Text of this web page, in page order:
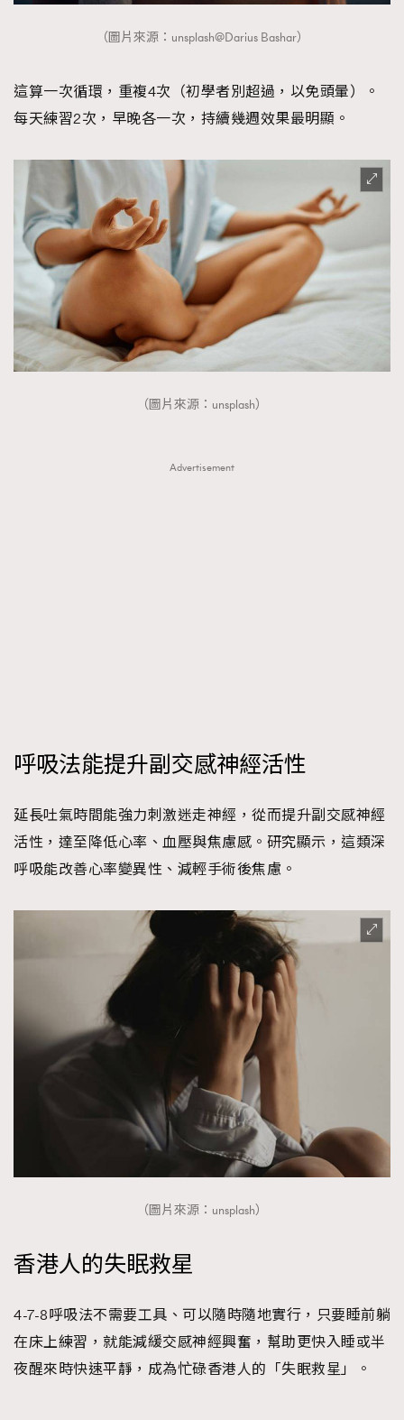
TRENDING
EmpowerF
FashionWeek FigaroAesthetic
（圖片來源：unsplash@Darius Bashar）
這算一次循環，重複4次（初學者別超過，以免頭暈）。
每天練習2次，早晚各一次，持續幾週效果最明顯。
（圖片來源：unsplash）
Advertisement
呼吸法能提升副交感神經活性
延長吐氣時間能強力刺激迷走神經，從而提升副交感神經
活性，達至降低心率、血壓與焦慮感。研究顯示，這類深
呼吸能改善心率變異性、減輕手術後焦慮。
（圖片來源：unsplash）
香港人的失眠救星
4-7-8呼吸法不需要工具、可以隨時隨地實行，只要睡前躺
在床上練習，就能減緩交感神經興奮，幫助更快入睡或半
夜醒來時快速平靜，成為忙碌香港人的「失眠救星」。